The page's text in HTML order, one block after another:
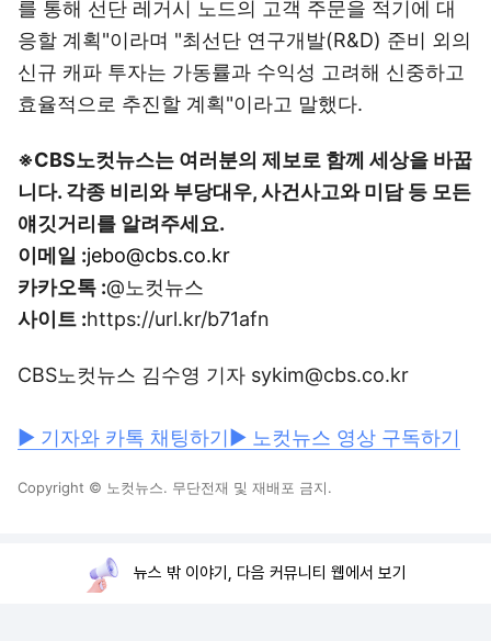
를 통해 선단 레거시 노드의 고객 주문을 적기에 대
응할 계획"이라며 "최선단 연구개발(R&D) 준비 외의
신규 캐파 투자는 가동률과 수익성 고려해 신중하고
효율적으로 추진할 계획"이라고 말했다.
※CBS노컷뉴스는 여러분의 제보로 함께 세상을 바꿉
니다. 각종 비리와 부당대우, 사건사고와 미담 등 모든
얘깃거리를 알려주세요.
이메일 :jebo@cbs.co.kr
카카오톡 :@노컷뉴스
사이트 :https://url.kr/b71afn
CBS노컷뉴스 김수영 기자 sykim@cbs.co.kr
▶ 기자와 카톡 채팅하기 ▶ 노컷뉴스 영상 구독하기
Copyright © 노컷뉴스. 무단전재 및 재배포 금지.
뉴스 밖 이야기, 다음 커뮤니티 웹에서 보기